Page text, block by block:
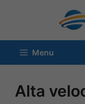
contenuto
Menu
Alta